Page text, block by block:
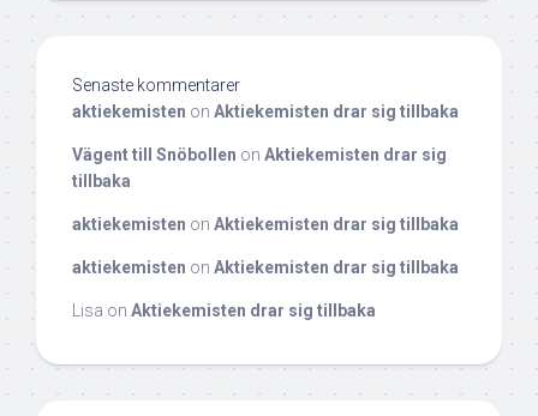
Senaste kommentarer
aktiekemisten on Aktiekemisten drar sig tillbaka
Vägent till Snöbollen on Aktiekemisten drar sig
tillbaka
aktiekemisten on Aktiekemisten drar sig tillbaka
aktiekemisten on Aktiekemisten drar sig tillbaka
Lisa on Aktiekemisten drar sig tillbaka